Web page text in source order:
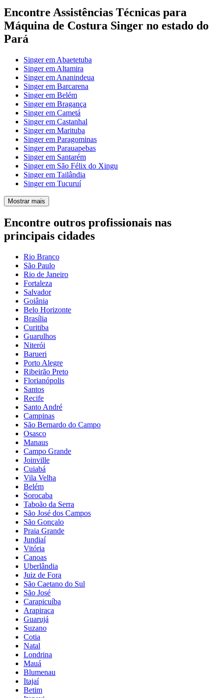
Encontre Assistências Técnicas para
Máquina de Costura Singer no estado do
Pará
Singer em Abaetetuba
Singer em Altamira
Singer em Ananindeua
Singer em Barcarena
Singer em Belém
Singer em Bragança
Singer em Cametá
Singer em Castanhal
Singer em Marituba
Singer em Paragominas
Singer em Parauapebas
Singer em Santarém
Singer em São Félix do Xingu
Singer em Tailândia
Singer em Tucuruí
Mostrar mais
Encontre outros profissionais nas
principais cidades
Rio Branco
São Paulo
Rio de Janeiro
Fortaleza
Salvador
Goiânia
Belo Horizonte
Brasília
Curitiba
Guarulhos
Niterói
Barueri
Porto Alegre
Ribeirão Preto
Florianópolis
Santos
Recife
Santo André
Campinas
São Bernardo do Campo
Osasco
Manaus
Campo Grande
Joinville
Cuiabá
Vila Velha
Belém
Sorocaba
Taboão da Serra
São José dos Campos
São Gonçalo
Praia Grande
Jundiaí
Vitória
Canoas
Uberlândia
Juiz de Fora
São Caetano do Sul
São José
Carapicuíba
Arapiraca
Guarujá
Suzano
Cotia
Natal
Londrina
Mauá
Blumenau
Itajaí
Betim